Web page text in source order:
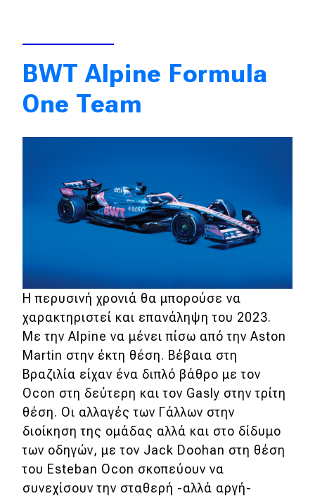
BWT Alpine Formula
One Team
Η περυσινή χρονιά θα μπορούσε να
χαρακτηριστεί και επανάληψη του 2023.
Με την Alpine να μένει πίσω από την Aston
Martin στην έκτη θέση. Βέβαια στη
Βραζιλία είχαν ένα διπλό βάθρο με τον
Ocon στη δεύτερη και τον Gasly στην τρίτη
θέση. Οι αλλαγές των Γάλλων στην
διοίκηση της ομάδας αλλά και στο δίδυμο
των οδηγών, με τον Jack Doohan στη θέση
του Esteban Ocon σκοπεύουν να
συνεχίσουν την σταθερή -αλλά αργή-